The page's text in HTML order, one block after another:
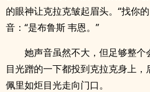
的眼神让克拉克皱起眉头。“找你
音：“是布鲁斯 韦恩。”
她声音虽然不大，但足够整
目光蹭的一下都投到克拉克身上
佩里如炬目光走向门口。